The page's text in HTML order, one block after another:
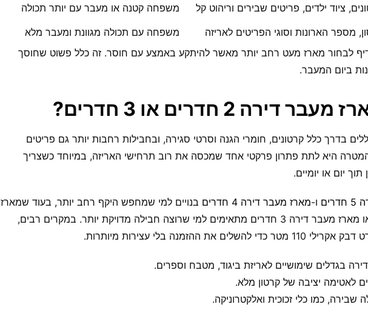
ציוד ילדים, פריטים שבירים וריהוט קל
משפחה קטנה או מעבר עם יותר תכולה
מספר הארונות וסוגי הפריטים לאריזה
משפחה עם תכולה מגוונת ומעבר מלא
לבחור מארז מעט רחב יותר מאשר להיתקע באמצע עם חוסר. זה כלל פשוט שחוסך
ביום המעבר.
2 חדרים או 3 חדרים?
בדרך כלל קרטונים, חומרי הגנה וסרטי סגירה, ובחבילות רחבות יותר גם פריטים
המטרה היא לתת פתרון פרקטי אחד שמכסה את רוב תרחישי האריזה, במיוחד כשצריך
יום או יומיים.
ו-מארז מעבר דירה 4 חדרים
בנויים למי שמחפש היקף רחב יותר, בעוד שמארז
מעבר דירה 2 חדרים או מארז מעבר דירה 3 חדרים מתאימים למי שרוצה חבילה מדויקת יותר. במקרים רבים,
את ההזמנה בלי עצירות מיותרות.
בגדלים שימושיים לאריזת ביגוד, מטבח וספרים.
לאטימה יציבה של קרטון מלא.
שבירה, כמו כלי זכוכית ואלקטרוניקה.